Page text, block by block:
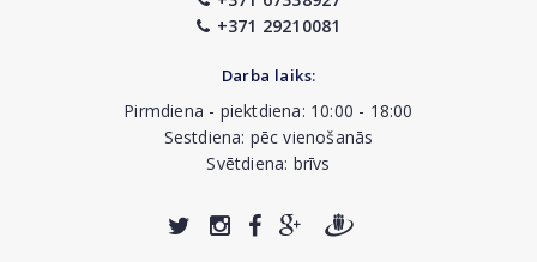
+371 29210081
Darba laiks:
Pirmdiena - piektdiena: 10:00 - 18:00
Sestdiena: pēc vienošanās
Svētdiena: brīvs